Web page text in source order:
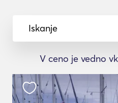
Iskanje
V ceno je vedno